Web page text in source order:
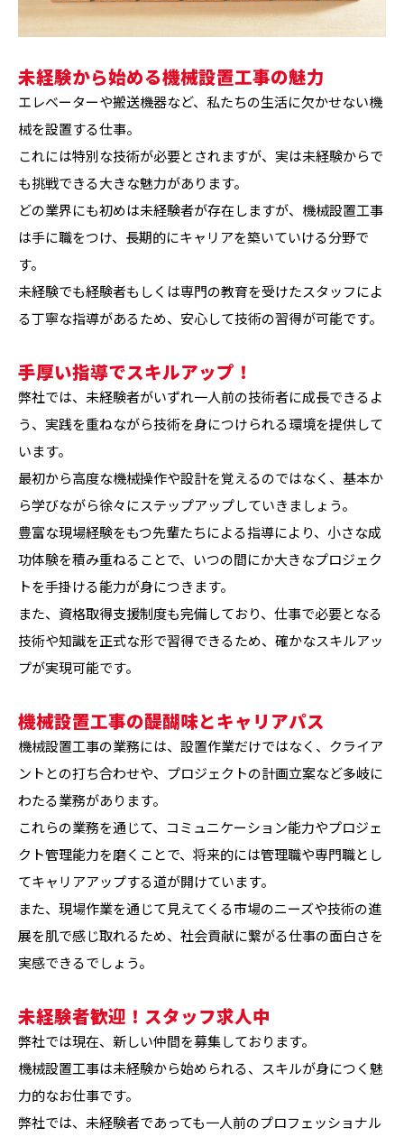
未経験から始める機械設置工事の魅力
エレベーターや搬送機器など、私たちの生活に欠かせない機
械を設置する仕事。
これには特別な技術が必要とされますが、実は未経験からで
も挑戦できる大きな魅力があります。
どの業界にも初めは未経験者が存在しますが、機械設置工事
は手に職をつけ、長期的にキャリアを築いていける分野で
す。
未経験でも経験者もしくは専門の教育を受けたスタッフによ
る丁寧な指導があるため、安心して技術の習得が可能です。
手厚い指導でスキルアップ！
弊社では、未経験者がいずれ一人前の技術者に成長できるよ
う、実践を重ねながら技術を身につけられる環境を提供して
います。
最初から高度な機械操作や設計を覚えるのではなく、基本か
ら学びながら徐々にステップアップしていきましょう。
豊富な現場経験をもつ先輩たちによる指導により、小さな成
功体験を積み重ねることで、いつの間にか大きなプロジェク
トを手掛ける能力が身につきます。
また、資格取得支援制度も完備しており、仕事で必要となる
技術や知識を正式な形で習得できるため、確かなスキルアッ
プが実現可能です。
機械設置工事の醍醐味とキャリアパス
機械設置工事の業務には、設置作業だけではなく、クライア
ントとの打ち合わせや、プロジェクトの計画立案など多岐に
わたる業務があります。
これらの業務を通じて、コミュニケーション能力やプロジェ
クト管理能力を磨くことで、将来的には管理職や専門職とし
てキャリアアップする道が開けています。
また、現場作業を通じて見えてくる市場のニーズや技術の進
展を肌で感じ取れるため、社会貢献に繋がる仕事の面白さを
実感できるでしょう。
未経験者歓迎！スタッフ求人中
弊社では現在、新しい仲間を募集しております。
機械設置工事は未経験から始められる、スキルが身につく魅
力的なお仕事です。
弊社では、未経験者であっても一人前のプロフェッショナル